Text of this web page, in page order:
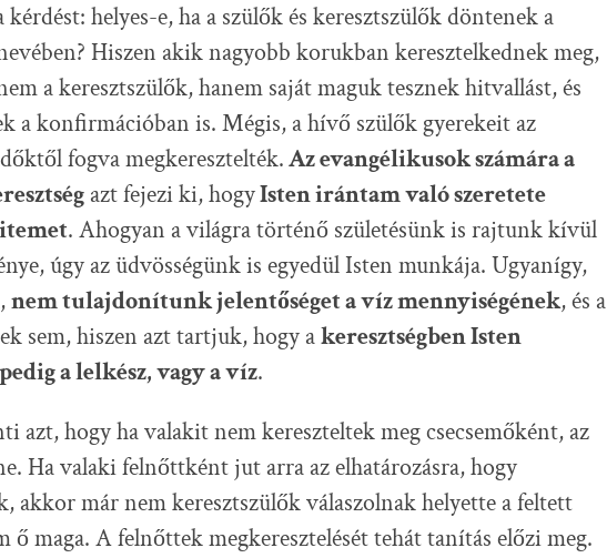
helyes-e, ha a szülők és keresztszülők döntenek a
Hiszen akik nagyobb korukban keresztelkednek meg,
a keresztszülők, hanem saját maguk tesznek hitvallást, és
a konfirmációban is. Mégis, a hívő szülők gyerekeit az
fogva megkeresztelték.Az evangélikusok számára a
azt fejezi ki, hogyIsten irántam való szeretete
. Ahogyan a világra történő születésünk is rajtunk kívül
úgy az üdvösségünk is egyedül Isten munkája. Ugyanígy,
nem tulajdonítunk jelentőséget a víz mennyiségének, és a
sem, hiszen azt tartjuk, hogy akeresztségben Isten
a lelkész, vagy a víz.
azt, hogy ha valakit nem kereszteltek meg csecsemőként, az
Ha valaki felnőttként jut arra az elhatározásra, hogy
akkor már nem keresztszülők válaszolnak helyette a feltett
ő maga. A felnőttek megkeresztelését tehát tanítás előzi meg.